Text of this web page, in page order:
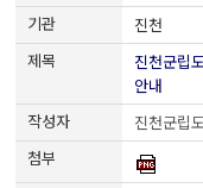
진천
진천군립
안내
진천군립